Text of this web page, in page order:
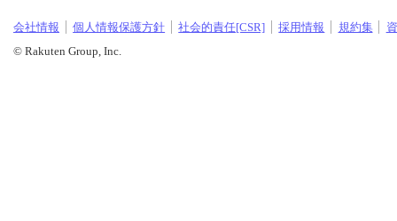
会社情報 個人情報保護方針 社会的責任[CSR] 採用情報 規約集
© Rakuten Group, Inc.